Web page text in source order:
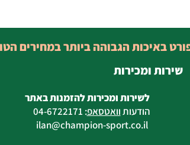
לשירות ומכירות להזמנות באתר
הודעותוואטסאפ:
04-6722171
ilan
@champion-sport.co.il
שירות ומכירות
באיכות הגבוהה ביותר במחירים